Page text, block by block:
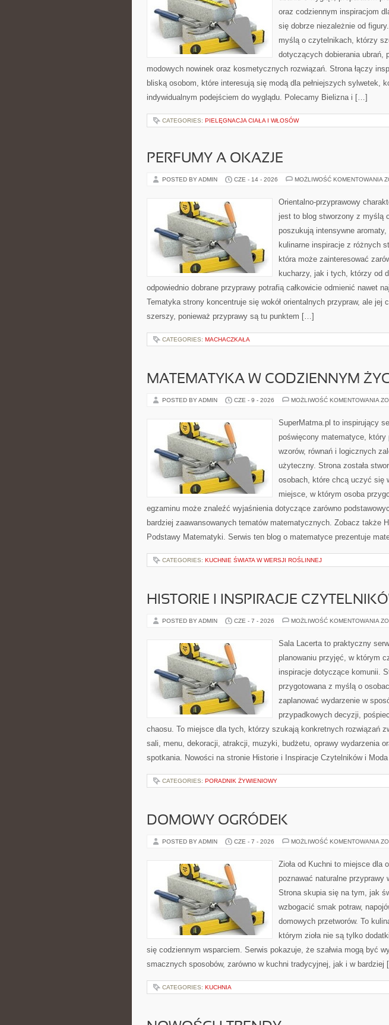
oraz codziennym inspiracjom
się dobrze niezależnie od
myślą o czytelnikach, którzy
dotyczących dobierania ubrań,
modowych nowinek oraz kosmetycznych rozwiązań. Strona łączy
bliską osobom, które interesują się modą dla pełniejszych sylwetek,
indywidualnym podejściem do wyglądu. Polecamy Bielizna i […]
CATEGORIES: PIELĘGNACJA CIAŁA I WŁOSÓW
PERFUMY A OKAZJE
POSTED BY ADMIN CZE - 14 - 2026 MOŻLIWOŚĆ KOMENTOWANIA
Orientalno-przyprawowy
jest to blog stworzony z myślą
poszukują intensywne
kulinarne inspiracje z różnych
która może zainteresować
kucharzy, jak i tych, którzy od
odpowiednio dobrane przyprawy potrafią całkowicie odmienić nawet
Tematyka strony koncentruje się wokół orientalnych przypraw, ale jej
szerszy, ponieważ przyprawy są tu punktem […]
CATEGORIES: MACHACZKAŁA
MATEMATYKA W CODZIENNYM
POSTED BY ADMIN CZE - 9 - 2026 MOŻLIWOŚĆ KOMENTOWANIA
SuperMatma.pl to inspirujący
poświęcony matematyce,
wzorów, równań i logicznych
użyteczny. Strona została
osobach, które chcą uczyć się
miejsce, w którym osoba
egzaminu może znaleźć wyjaśnienia dotyczące zarówno
bardziej zaawansowanych tematów matematycznych. Zobacz także
Podstawy Matematyki. Serwis ten blog o matematyce prezentuje
CATEGORIES: KUCHNIE ŚWIATA W WERSJI ROŚLINNEJ
HISTORIE I INSPIRACJE
POSTED BY ADMIN CZE - 7 - 2026 MOŻLIWOŚĆ KOMENTOWANIA
Sala Lacerta to praktyczny
planowaniu przyjęć, w którym
inspiracje dotyczące komunii.
przygotowana z myślą o
zaplanować wydarzenie w
przypadkowych decyzji,
chaosu. To miejsce dla tych, którzy szukają konkretnych rozwiązań
sali, menu, dekoracji, atrakcji, muzyki, budżetu, oprawy wydarzenia
spotkania. Nowości na stronie Historie i Inspiracje Czytelników i
CATEGORIES: PORADNIK ŻYWIENIOWY
DOMOWY OGRÓDEK
POSTED BY ADMIN CZE - 7 - 2026 MOŻLIWOŚĆ KOMENTOWANIA
Zioła od Kuchni to miejsce dla
poznawać naturalne przyprawy
Strona skupia się na tym, jak
wzbogacić smak potraw,
domowych przetworów. To
którym zioła nie są tylko
się codziennym wsparciem. Serwis pokazuje, że szałwia mogą być
smacznych sposobów, zarówno w kuchni tradycyjnej, jak i w bardziej
CATEGORIES: KUCHNIA